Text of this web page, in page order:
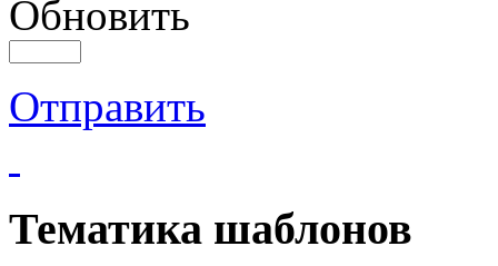
Обновить
Отправить
Тематика шаблонов